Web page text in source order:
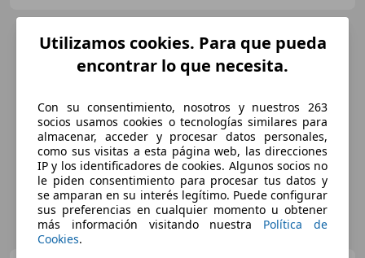
Utilizamos cookies. Para que pueda
encontrar lo que necesita.
Con su consentimiento, nosotros y nuestros 263
socios usamos cookies o tecnologías similares para
almacenar, acceder y procesar datos personales,
como sus visitas a esta página web, las direcciones
IP y los identificadores de cookies. Algunos socios no
le piden consentimiento para procesar tus datos y
se amparan en su interés legítimo. Puede configurar
sus preferencias en cualquier momento u obtener
más información visitando nuestra Política de
Cookies.